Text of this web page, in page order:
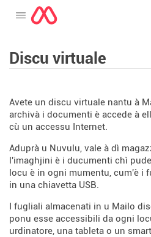
Apre u menu
Discu virtuale
Avete un discu virtuale nantu à
archivà i documenti è accede à
cù un accessu Internet.
Aduprà u Nuvulu, vale à dì
l'imaghjini è i ducumenti chì
locu è in ogni mumentu, cum'è i
in una chiavetta USB.
I fugliali almacenati in u Mailo
ponu esse accessibili da ogni
urdinatore, una tableta o un